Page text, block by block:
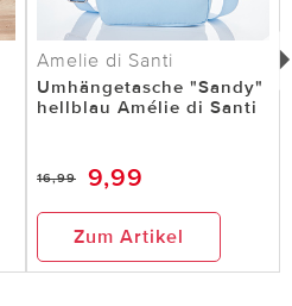
Amelie di Santi
Umhängetasche "Sandy"
hellblau Amélie di Santi
16,99 9,99
Zum Artikel